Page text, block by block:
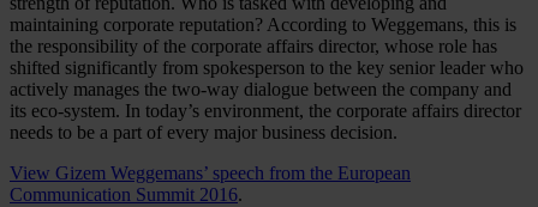
maintaining corporate reputation? According to Weggemans, this is
the responsibility of the corporate affairs director, whose role has
shifted significantly from spokesperson to the key senior leader who
actively manages the two-way dialogue between the company and
its eco-system. In today’s environment, the corporate affairs director
needs to be a part of every major business decision.
View Gizem Weggemans’ speech from the European
Communication Summit 2016.